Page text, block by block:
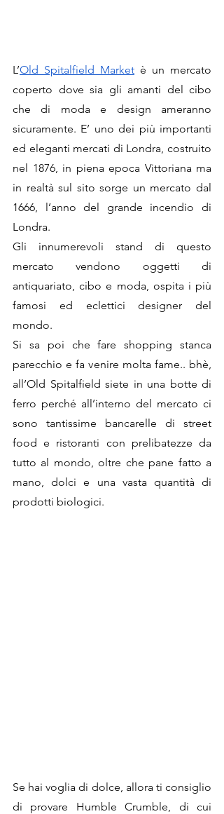
L’Old Spitalfield Market è un mercato
coperto dove sia gli amanti del cibo
che di moda e design ameranno
sicuramente. E’ uno dei più importanti
ed eleganti mercati di Londra, costruito
nel 1876, in piena epoca Vittoriana ma
in realtà sul sito sorge un mercato dal
1666, l’anno del grande incendio di
Londra.
Gli innumerevoli stand di questo
mercato vendono oggetti di
antiquariato, cibo e moda, ospita i più
famosi ed eclettici designer del
mondo.
Si sa poi che fare shopping stanca
parecchio e fa venire molta fame.. bhè,
all’Old Spitalfield siete in una botte di
ferro perché all’interno del mercato ci
sono tantissime bancarelle di street
food e ristoranti con prelibatezze da
tutto al mondo, oltre che pane fatto a
mano, dolci e una vasta quantità di
prodotti biologici.
Se hai voglia di dolce, allora ti consiglio
di provare Humble Crumble, di cui